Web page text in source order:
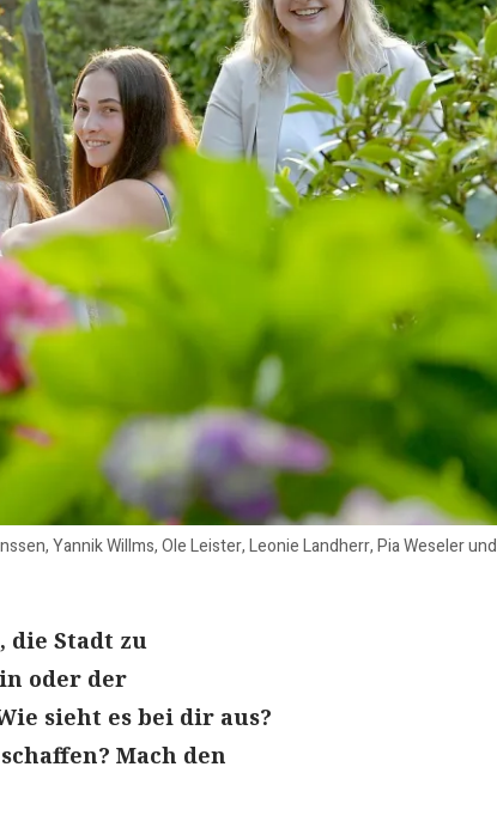
Yannik Willms, Ole Leister, Leonie Landherr, Pia Weseler und
die Stadt zu
oder der
sieht es bei dir aus?
Mach den